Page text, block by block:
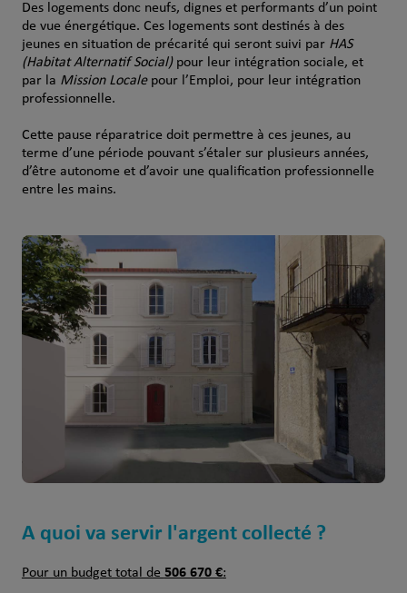
Des logements donc neufs, dignes et performants d’un point
de vue énergétique. Ces logements sont destinés à des
jeunes en situation de précarité qui seront suivi par HAS
(Habitat Alternatif Social)pour leur intégration sociale, et
par la Mission Localepour l’Emploi, pour leur intégration
professionnelle.
Cette pause réparatrice doit permettre à ces jeunes, au
terme d’une période pouvant s’étaler sur plusieurs années,
d’être autonome et d’avoir une qualification professionnelle
entre les mains.
A quoi va servir l'argent collecté ?
Pour un budget total de 506 670 €: